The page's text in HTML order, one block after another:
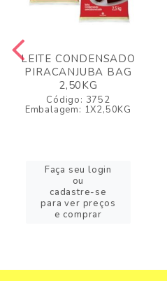
LEITE CONDENSADO
PIRACANJUBA BAG
2,50KG
Código: 3752
Embalagem: 1X2,50KG
Faça seu login
ou
cadastre-se
para ver preços
e comprar